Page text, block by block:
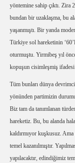
yöntemine sahip çıktı. Zira
bundan bir uzaklaşma, bu
yaşanmıştı. Bir yanda
Türkiye sol hareketinin
oturmuştu. Yirmibeş yıl
kopuşun cisimleşmiş
Tüm bunları dünya
yönünden partimizin
Biz tam da tanımlanan
hareketiz. Bu, bu alanda
kaldırmıyor kuşkusuz.
temel kazanılmıştır.
yapılacaktır, edindiğimiz